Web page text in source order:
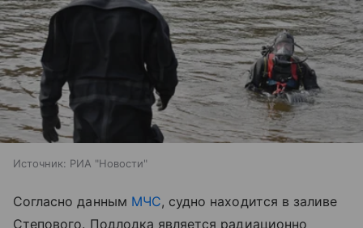
Источник: РИА "Новости"
Согласно данным МЧС, судно находится в заливе
Степового. Подлодка является радиационно